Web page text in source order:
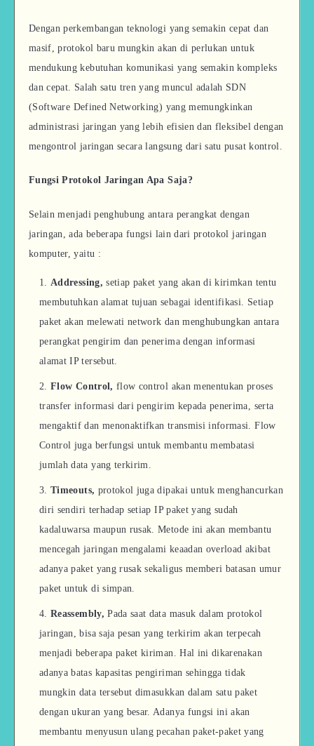
Dengan perkembangan teknologi yang semakin cepat dan
masif, protokol baru mungkin akan di perlukan untuk
mendukung kebutuhan komunikasi yang semakin kompleks
dan cepat. Salah satu tren yang muncul adalah SDN
(Software Defined Networking) yang memungkinkan
administrasi jaringan yang lebih efisien dan fleksibel dengan
mengontrol jaringan secara langsung dari satu pusat kontrol.
Fungsi Protokol Jaringan Apa Saja?
Selain menjadi penghubung antara perangkat dengan
jaringan, ada beberapa fungsi lain dari protokol jaringan
komputer, yaitu :
Addressing,setiap paket yang akan di kirimkan tentu
membutuhkan alamat tujuan sebagai identifikasi. Setiap
paket akan melewati network dan menghubungkan antara
perangkat pengirim dan penerima dengan informasi
alamat IP tersebut.
Flow Control, flow control akan menentukan proses
transfer informasi dari pengirim kepada penerima, serta
mengaktif dan menonaktifkan transmisi informasi. Flow
Control juga berfungsi untuk membantu membatasi
jumlah data yang terkirim.
Timeouts, protokol juga dipakai untuk menghancurkan
diri sendiri terhadap setiap IP paket yang sudah
kadaluwarsa maupun rusak. Metode ini akan membantu
mencegah jaringan mengalami keaadan overload akibat
adanya paket yang rusak sekaligus memberi batasan umur
paket untuk di simpan.
Reassembly,Pada saat data masuk dalam protokol
jaringan, bisa saja pesan yang terkirim akan terpecah
menjadi beberapa paket kiriman. Hal ini dikarenakan
adanya batas kapasitas pengiriman sehingga tidak
mungkin data tersebut dimasukkan dalam satu paket
dengan ukuran yang besar. Adanya fungsi ini akan
membantu menyusun ulang pecahan paket-paket yang